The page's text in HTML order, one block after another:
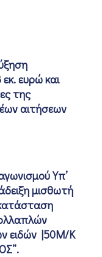
ευρώ και
της
αιτήσεων
Yπ’
μισθωτή
ειδών |50Μ/Κ